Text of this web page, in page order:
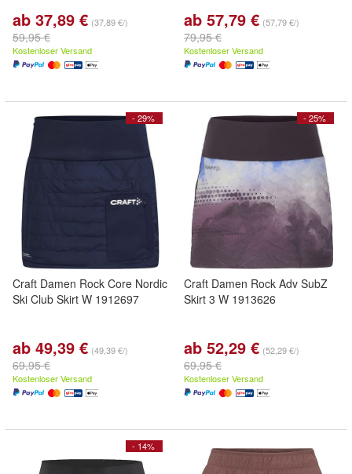
ab 37,89 € (37,89 €/)
59,95 €
Kostenloser Versand
ab 57,79 € (57,79 €/)
79,95 €
Kostenloser Versand
- 29%
Craft Damen Rock Core Nordic
Ski Club Skirt W 1912697
ab 49,39 € (49,39 €/)
69,95 €
Kostenloser Versand
- 25%
Craft Damen Rock Adv SubZ
Skirt 3 W 1913626
ab 52,29 € (52,29 €/)
69,95 €
Kostenloser Versand
- 14%